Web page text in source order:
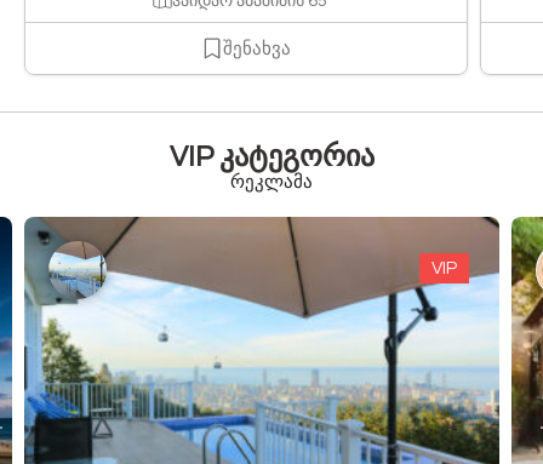
შენახვა
VIP კატეგორია
რეკლამა
VIP